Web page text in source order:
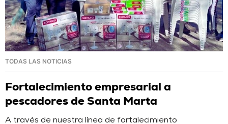
TODAS LAS NOTICIAS
Fortalecimiento empresarial a
pescadores de Santa Marta
A través de nuestra línea de fortalecimiento